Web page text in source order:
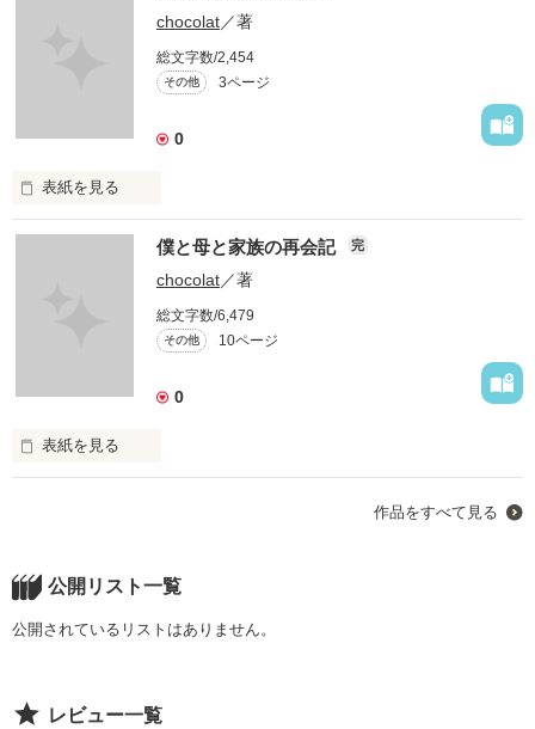
chocolat／著
総文字数/2,454
その他 3ページ
0
表紙を見る
僕の仕事に対する思い…
上司や部下、皆の思い…
これから人の上に立つようになる人…
一つ一つの価値観や仕組み…
賛同して欲しいわけでも
批判して欲しいわけでもないですが、
理解してくれる人がいたら…
作品を読む
僕と母と家族の再会記 完
chocolat／著
総文字数/6,479
その他 10ページ
0
表紙を見る
皆で過ごした２日間…。
母との８年半振りの
一生忘れられなくなった、
作品をすべて見る
公開リスト一覧
公開されているリストはありません。
レビュー一覧